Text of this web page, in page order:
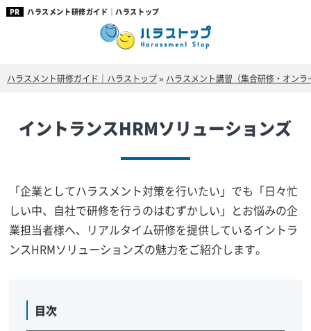
ハラスメント研修ガイド｜ハラストップ
ハラスメント研修ガイド｜ハラストップ» ハラスメント講習（集合研修・オン
イントランスHRMソリューションズ
「企業としてハラスメント対策を行いたい」でも「日々忙
しい中、自社で研修を行うのはむずかしい」とお悩みの企
業担当者様へ、リアルタイム研修を提供しているイントラ
ンスHRMソリューションズの魅力をご紹介します。
目次